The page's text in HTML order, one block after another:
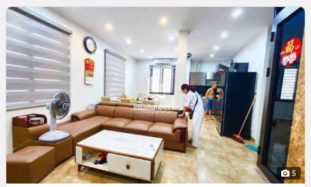
5